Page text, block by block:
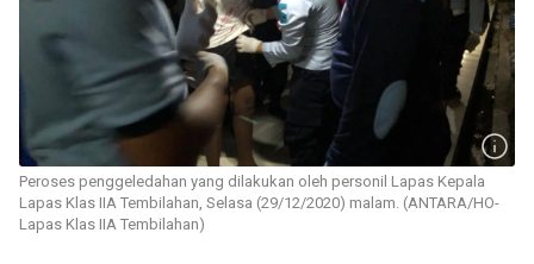
Peroses penggeledahan yang dilakukan oleh personil Lapas Kepala
Lapas Klas IIA Tembilahan, Selasa (29/12/2020) malam. (ANTARA/HO-
Lapas Klas IIA Tembilahan)